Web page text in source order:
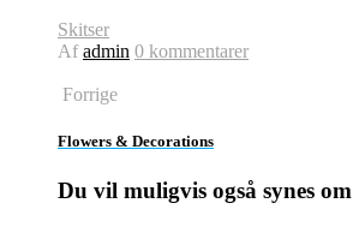
Skitser
Afadmin 0 kommentarer
Forrige
Flowers & Decorations
Du vil muligvis også synes om